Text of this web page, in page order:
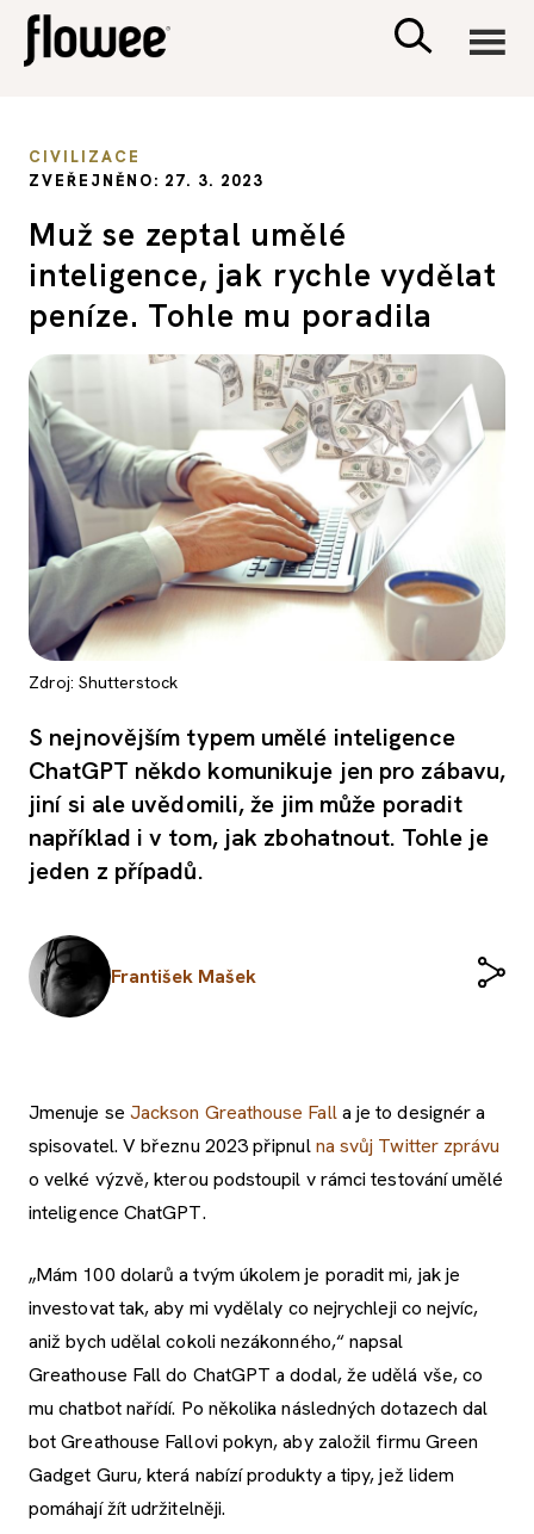
PSYCHOLOGIE
SEX A VZTAHY
PORADNA
CIVILIZACE
ZVEŘEJNĚNO: 27. 3. 2023
Muž se zeptal umělé
inteligence, jak rychle vydělat
peníze. Tohle mu poradila
Zdroj: Shutterstock
S nejnovějším typem umělé inteligence
ChatGPT někdo komunikuje jen pro zábavu,
jiní si ale uvědomili, že jim může poradit
například i v tom, jak zbohatnout. Tohle je
jeden z případů.
František Mašek
Jmenuje se Jackson Greathouse Falla je to designér a
spisovatel. V březnu 2023 připnulna svůj Twitter zprávu
o velké výzvě, kterou podstoupil v rámci testování umělé
inteligence ChatGPT.
„Mám 100 dolarů a tvým úkolem je poradit mi, jak je
investovat tak, aby mi vydělaly co nejrychleji co nejvíc,
aniž bych udělal cokoli nezákonného,“ napsal
Greathouse Fall do ChatGPT a dodal, že udělá vše, co
mu chatbot nařídí. Po několika následných dotazech dal
bot Greathouse Fallovi pokyn, aby založil firmu Green
Gadget Guru, která nabízí produkty a tipy, jež lidem
pomáhají žít udržitelněji.